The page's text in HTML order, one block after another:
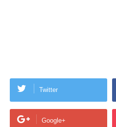
Twitter
Google+